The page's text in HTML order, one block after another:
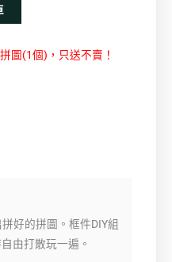
圖(1個)，只送不賣！
好的拼圖。框件DIY組
由打散玩一遍。